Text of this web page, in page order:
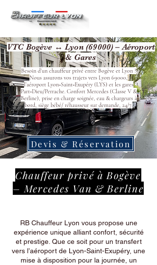
VTC Bogève ↔ Lyon (69000) – Aéroport
& Gares
Besoin d’un chauffeur privé entre Bogève et Lyon ?
Nous assurons vos trajets vers Lyon 69000,
l’aéroport Lyon‑Saint‑Exupéry (LYS) et les gares
Part‑Dieu/Perrache. Confort Mercedes (Classe V &
Berline), prise en charge soignée, eau & chargeurs à
bord, siège bébé/ réhausseur sur demande, 24/7.
Devis & Réservation
Chauffeur privé à Bogève
– Mercedes Van & Berline
RB Chauffeur Lyon vous propose une
expérience unique alliant confort, sécurité
et prestige. Que ce soit pour un transfert
vers l’aéroport de Lyon-Saint-Exupéry, une
mise à disposition pour la journée, un